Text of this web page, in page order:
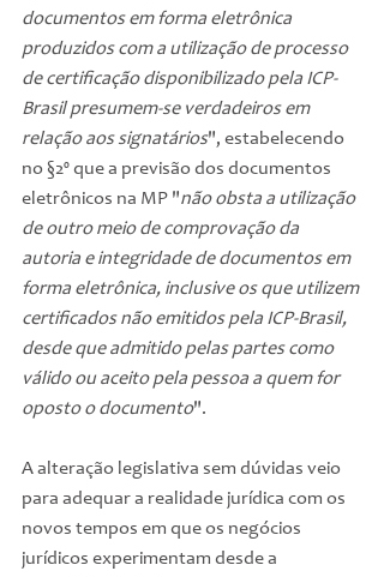
documentos em forma eletrônica
produzidos com a utilização de processo
de certificação disponibilizado pela ICP-
Brasil presumem-se verdadeiros em
relação aos signatários", estabelecendo
no §2º que a previsão dos documentos
eletrônicos na MP "não obsta a utilização
de outro meio de comprovação da
autoria e integridade de documentos em
forma eletrônica, inclusive os que utilizem
certificados não emitidos pela ICP-Brasil,
desde que admitido pelas partes como
válido ou aceito pela pessoa a quem for
oposto o documento".
A alteração legislativa sem dúvidas veio
para adequar a realidade jurídica com os
novos tempos em que os negócios
jurídicos experimentam desde a